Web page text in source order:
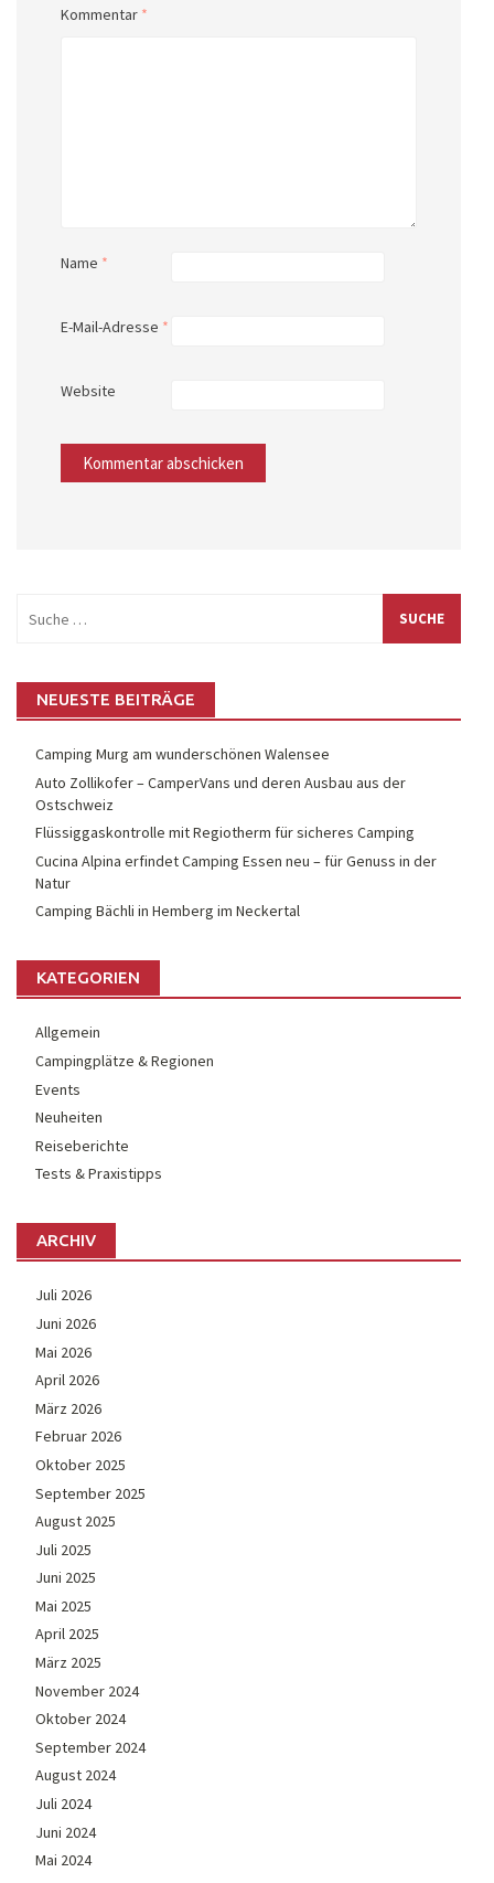
Kommentar *
Name *
E-Mail-Adresse *
Website
nach:
NEUESTE BEITRÄGE
Camping Murg am wunderschönen Walensee
Auto Zollikofer – CamperVans und deren Ausbau aus der
Ostschweiz
Flüssiggaskontrolle mit Regiotherm für sicheres Camping
Cucina Alpina erfindet Camping Essen neu – für Genuss in der
Natur
Camping Bächli in Hemberg im Neckertal
KATEGORIEN
Allgemein
Campingplätze & Regionen
Events
Neuheiten
Reiseberichte
Tests & Praxistipps
ARCHIV
Juli 2026
Juni 2026
Mai 2026
April 2026
März 2026
Februar 2026
Oktober 2025
September 2025
August 2025
Juli 2025
Juni 2025
Mai 2025
April 2025
März 2025
November 2024
Oktober 2024
September 2024
August 2024
Juli 2024
Juni 2024
Mai 2024